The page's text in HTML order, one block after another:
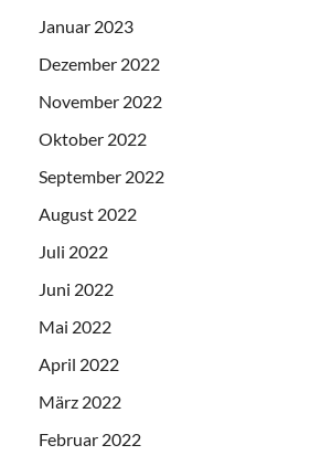
Januar 2023
Dezember 2022
November 2022
Oktober 2022
September 2022
August 2022
Juli 2022
Juni 2022
Mai 2022
April 2022
März 2022
Februar 2022